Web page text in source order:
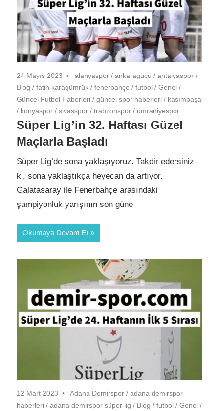
24 Mayıs 2023 alanyaspor / ankaragücü / antalyaspor /
Blog / fatih karagümrük / fenerbahçe / futbol / Genel /
Güncel Futbol Haberleri / güncel spor haberleri / kasımpaşa
/ konyaspor / sivasspor / trabzonspor / ümraniyespor
Süper Lig’in 32. Haftası Güzel
Maçlarla Başladı
Süper Lig’de sona yaklaşıyoruz. Takdir edersiniz
ki, sona yaklaştıkça heyecan da artıyor.
Galatasaray ile Fenerbahçe arasındaki
şampiyonluk yarışının son güne
Okumaya Devam Et
12 Mart 2023 Adana Demirspor / adana demirspor
haberleri / adana demirspor süper lig / Blog / futbol / Genel /